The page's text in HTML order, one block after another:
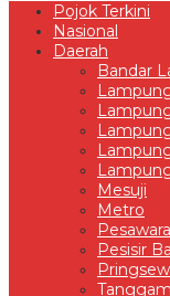
Pojok Terkini
Nasional
Daerah
Bandar
Mesuji
Metro
Pesisir